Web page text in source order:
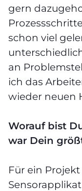
gern
schon viel
an
ich das
wieder neuen
Worauf bist
war Dein
Für ein